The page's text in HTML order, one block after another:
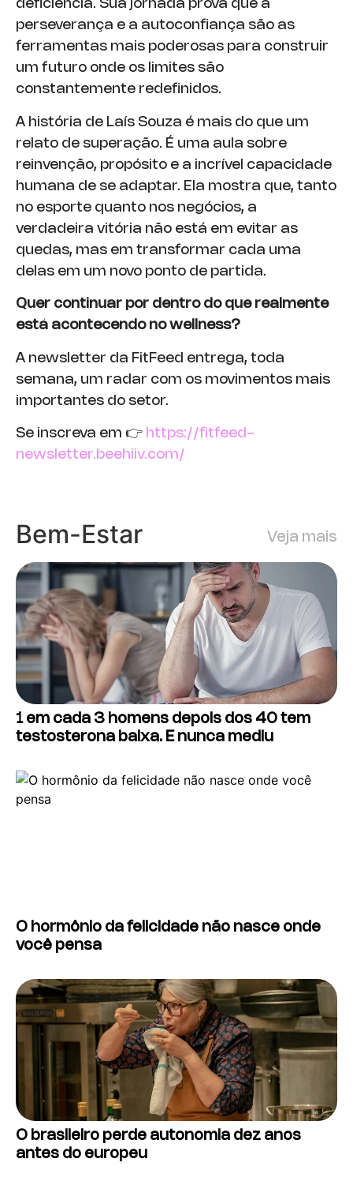
deficiência. Sua jornada prova que a
perseverança e a autoconfiança são as
ferramentas mais poderosas para construir
um futuro onde os limites são
constantemente redefinidos.
A história de Laís Souza é mais do que um
relato de superação. É uma aula sobre
reinvenção, propósito e a incrível capacidade
humana de se adaptar. Ela mostra que, tanto
no esporte quanto nos negócios, a
verdadeira vitória não está em evitar as
quedas, mas em transformar cada uma
delas em um novo ponto de partida.
Quer continuar por dentro do que realmente
está acontecendo no wellness?
A newsletter da FitFeed entrega, toda
semana, um radar com os movimentos mais
importantes do setor.
Se inscreva em 👉 https://fitfeed-
newsletter.beehiiv.com/
Bem-Estar Veja mais
1 em cada 3 homens depois dos 40 tem
testosterona baixa. E nunca mediu
O hormônio da felicidade não nasce onde
você pensa
O brasileiro perde autonomia dez anos
antes do europeu